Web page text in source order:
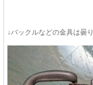
↓バックルなどの金具は曇